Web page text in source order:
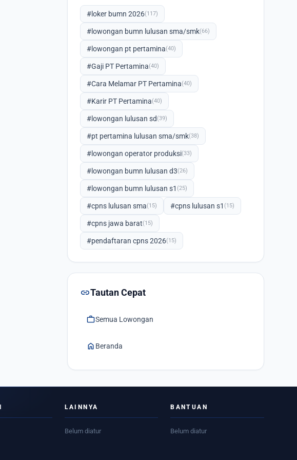
#loker bumn 2026(117)
#lowongan bumn lulusan sma/smk(66)
#lowongan pt pertamina(40)
#Gaji PT Pertamina(40)
#Cara Melamar PT Pertamina(40)
#Karir PT Pertamina(40)
#lowongan lulusan sd(39)
#pt pertamina lulusan sma/smk(38)
#lowongan operator produksi(33)
#lowongan bumn lulusan d3(26)
#lowongan bumn lulusan s1 (25)
#cpns lulusan sma(15) #cpns lulusan s1 (15)
#cpns jawa barat(15)
#pendaftaran cpns 2026(15)
linkTautan Cepat
workSemua Lowongan
home Beranda
LAINNYA
Belum diatur
BANTUAN
Belum diatur